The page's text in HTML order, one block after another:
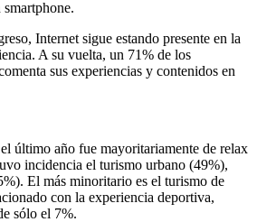
Internet sigue estando presente en la
A su vuelta, un 71% de los
sus experiencias y contenidos en
último año fue mayoritariamente de relax
incidencia el turismo urbano (49%),
El más minoritario es el turismo de
con la experiencia deportiva,
sólo el 7%.